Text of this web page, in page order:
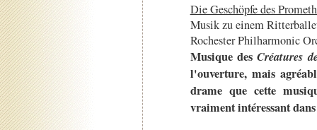
Die Geschöpfe des
Musik zu einem
Rochester Philharmonic
Musique desCréatures
l'ouverture, mais
drame que cette
vraiment intéressant